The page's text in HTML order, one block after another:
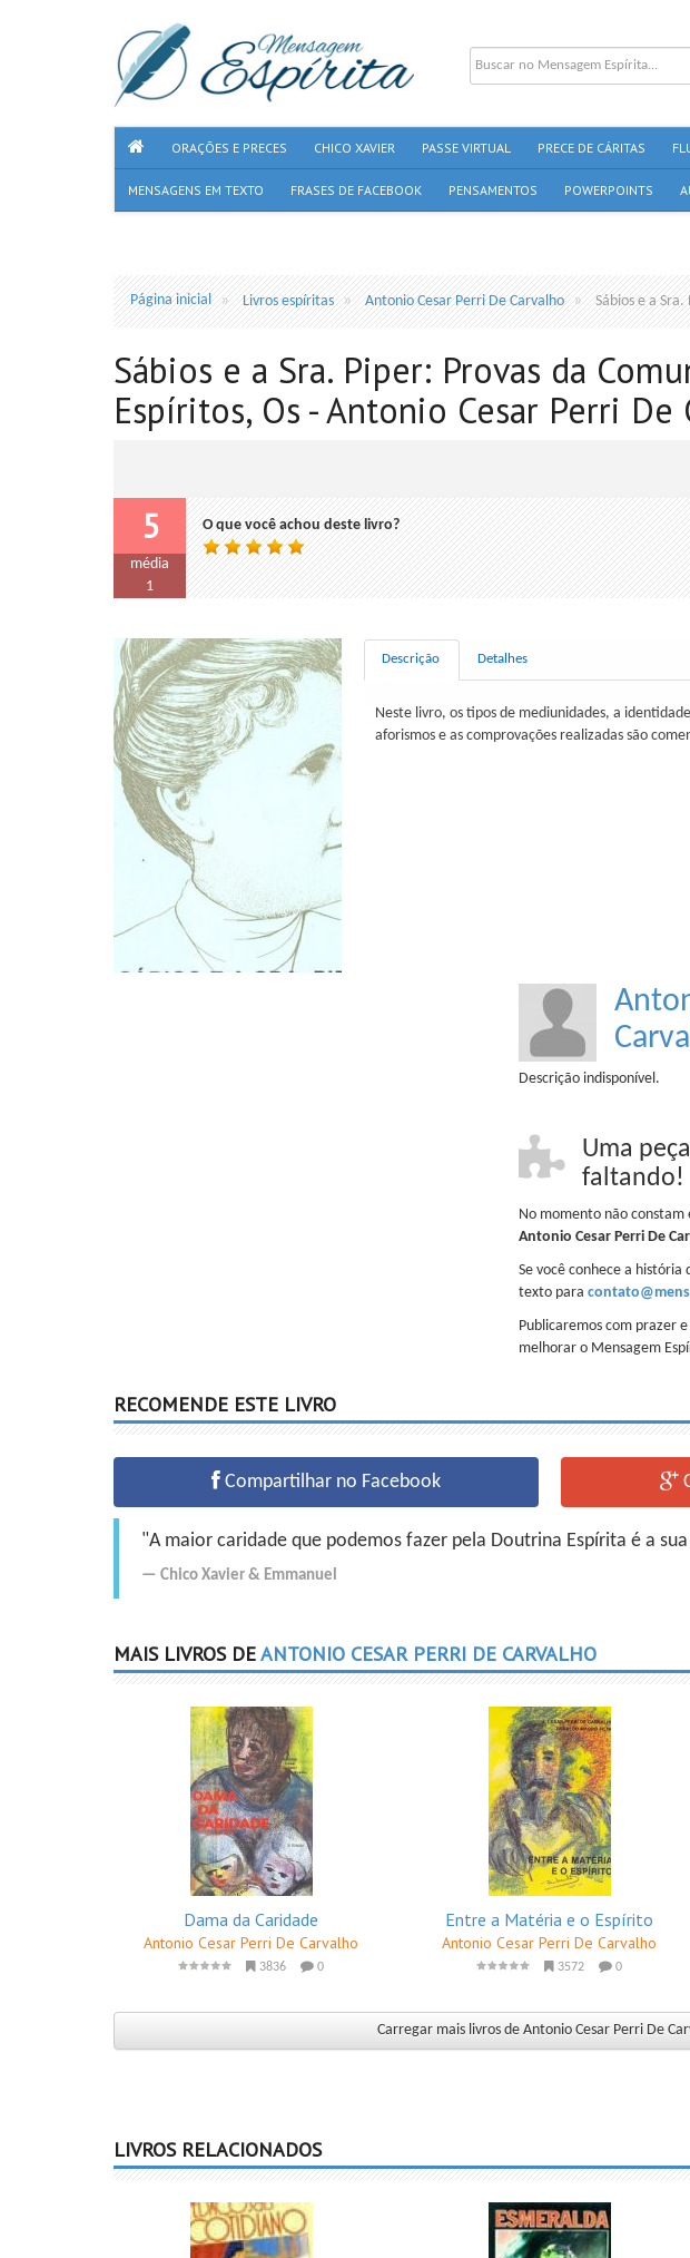
ORAÇÕES E PRECES CHICO XAVIER PASSE VIRTUAL PRECE DE CÁRITAS
MENSAGENS EM TEXTO FRASES DE FACEBOOK PENSAMENTOS POWERPOINTS
Página inicial Livros espíritas Antonio Cesar Perri De Carvalho Sábios e a
Sábios e a Sra. Piper: Provas da
Espíritos, Os - Antonio Cesar Perri De
5
média
1
O que você achou deste livro?
Descrição Detalhes
Neste livro, os tipos de mediunidades, a
aforismos e as comprovações realizadas são
Descrição indisponível.
Uma
faltando!
No momento não constam
Antonio Cesar Perri De
Se você conhece a história
texto para
Publicaremos com prazer
melhorar o Mensagem
RECOMENDE ESTE LIVRO
Compartilhar no Facebook
"A maior caridade que podemos fazer pela Doutrina Espírita é a
Chico Xavier & Emmanuel
MAIS LIVROS DEANTONIO CESAR PERRI DE CARVALHO
Dama da Caridade
Antonio Cesar Perri De Carvalho
3836 0
Entre a Matéria e o Espírito
Antonio Cesar Perri De Carvalho
3572 0
Carregar mais livros de Antonio Cesar Perri De
LIVROS RELACIONADOS